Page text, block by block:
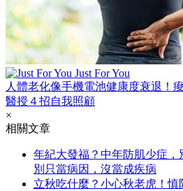
Just For You
人體老化像手機電池健康度衰退！
醫授４招自我照顧
×
相關文章
年紀大發福？中年防肌少症，
別只當病因，沒當成疾病
立秋吃什麼？小心秋老虎！慎